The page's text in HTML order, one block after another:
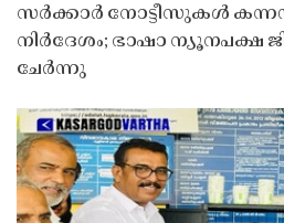
സർക്കാർ നോട്ടീസുകൾ
നിർദേശം; ഭാഷാ ന്യൂനപക്ഷ
ചേർന്നു